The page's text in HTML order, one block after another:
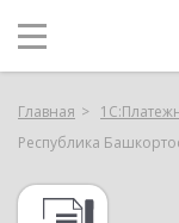
Главная
Республика